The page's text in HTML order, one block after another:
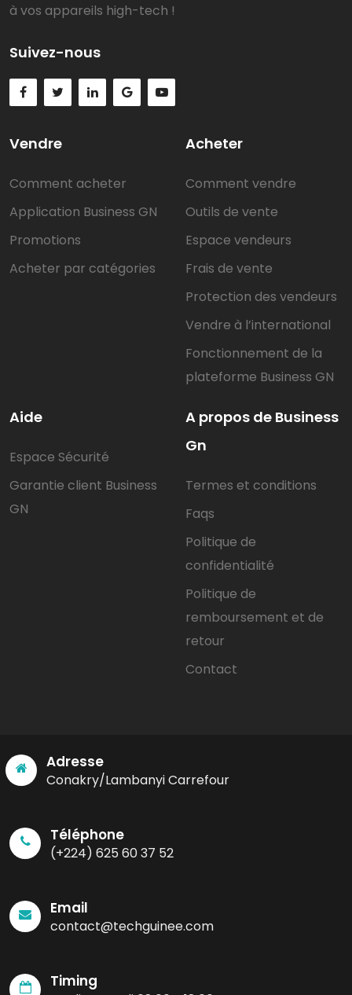
à vos appareils high-tech !
Suivez-nous
Vendre
Comment acheter
Application Business GN
Promotions
Acheter par catégories
Acheter
Comment vendre
Outils de vente
Espace vendeurs
Frais de vente
Protection des vendeurs
Vendre à l’international
Fonctionnement de la
plateforme Business GN
Aide
Espace Sécurité
Garantie client Business
GN
A propos de Business
Gn
Termes et conditions
Faqs
Politique de
confidentialité
Politique de
remboursement et de
retour
Contact
Adresse
Conakry/Lambanyi Carrefour
Téléphone
(+224) 625 60 37 52
Email
contact@techguinee.com
Timing